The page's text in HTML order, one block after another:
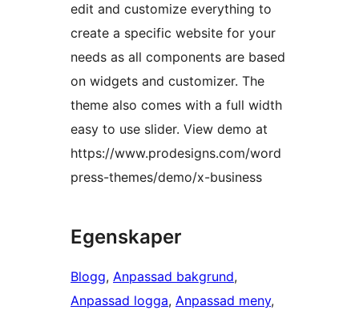
edit and customize everything to
create a specific website for your
needs as all components are based
on widgets and customizer. The
theme also comes with a full width
easy to use slider. View demo at
https://www.prodesigns.com/word
press-themes/demo/x-business
Egenskaper
Blogg, Anpassad bakgrund
Anpassad logga, Anpassad meny